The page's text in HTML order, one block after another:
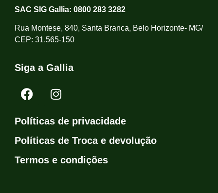
SAC SIG Gallia: 0800 283 3282
Rua Montese, 840, Santa Branca, Belo Horizonte- MG/
CEP: 31.565-150
Siga a Gallia
Políticas de privacidade
Políticas de Troca e devolução
Termos e condições